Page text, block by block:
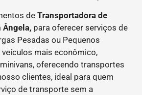
de Transportadora de
Ângela, para oferecer serviços de
Pesadas ou Pequenos
mais econômico,
oferecendo transportes
clientes, ideal para quem
de transporte sem a